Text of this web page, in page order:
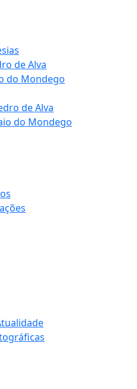
de Alva
do Mondego
de Alva
do Mondego